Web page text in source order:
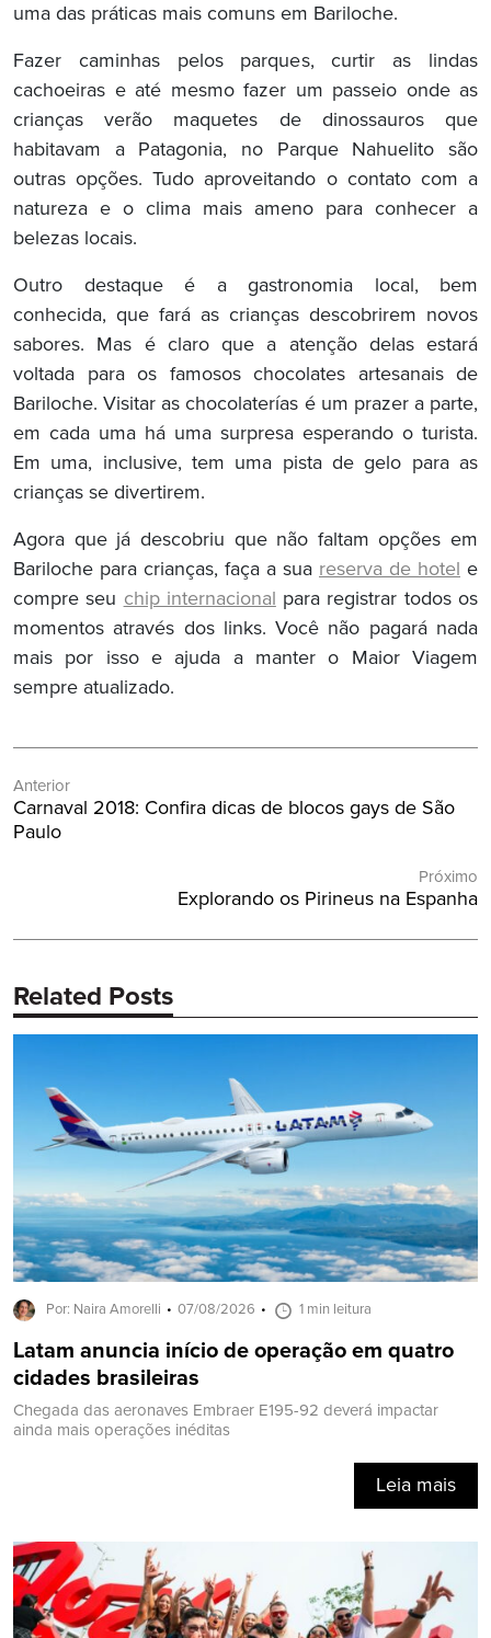
uma das práticas mais comuns em Bariloche.
Fazer caminhas pelos parques, curtir as lindas
cachoeiras e até mesmo fazer um passeio onde as
crianças verão maquetes de dinossauros que
habitavam a Patagonia, no Parque Nahuelito são
outras opções. Tudo aproveitando o contato com a
natureza e o clima mais ameno para conhecer a
belezas locais.
Outro destaque é a gastronomia local, bem
conhecida, que fará as crianças descobrirem novos
sabores. Mas é claro que a atenção delas estará
voltada para os famosos chocolates artesanais de
Bariloche. Visitar as chocolaterías é um prazer a parte,
em cada uma há uma surpresa esperando o turista.
Em uma, inclusive, tem uma pista de gelo para as
crianças se divertirem.
Agora que já descobriu que não faltam opções em
Bariloche para crianças, faça a sua reserva de hotel e
compre seu chip internacional para registrar todos os
momentos através dos links. Você não pagará nada
mais por isso e ajuda a manter o Maior Viagem
sempre atualizado.
de
Post
Anterior
Post
Anterior:
Carnaval 2018: Confira dicas de blocos gays de São
Paulo
Próximo
Próximo
Explorando os Pirineus na Espanha
Related Posts
Por: Naira Amorelli 07/08/2026 1 min leitura
Latam anuncia início de operação em quatro
cidades brasileiras
Chegada das aeronaves Embraer E195-92 deverá impactar
ainda mais operações inéditas
Leia mais